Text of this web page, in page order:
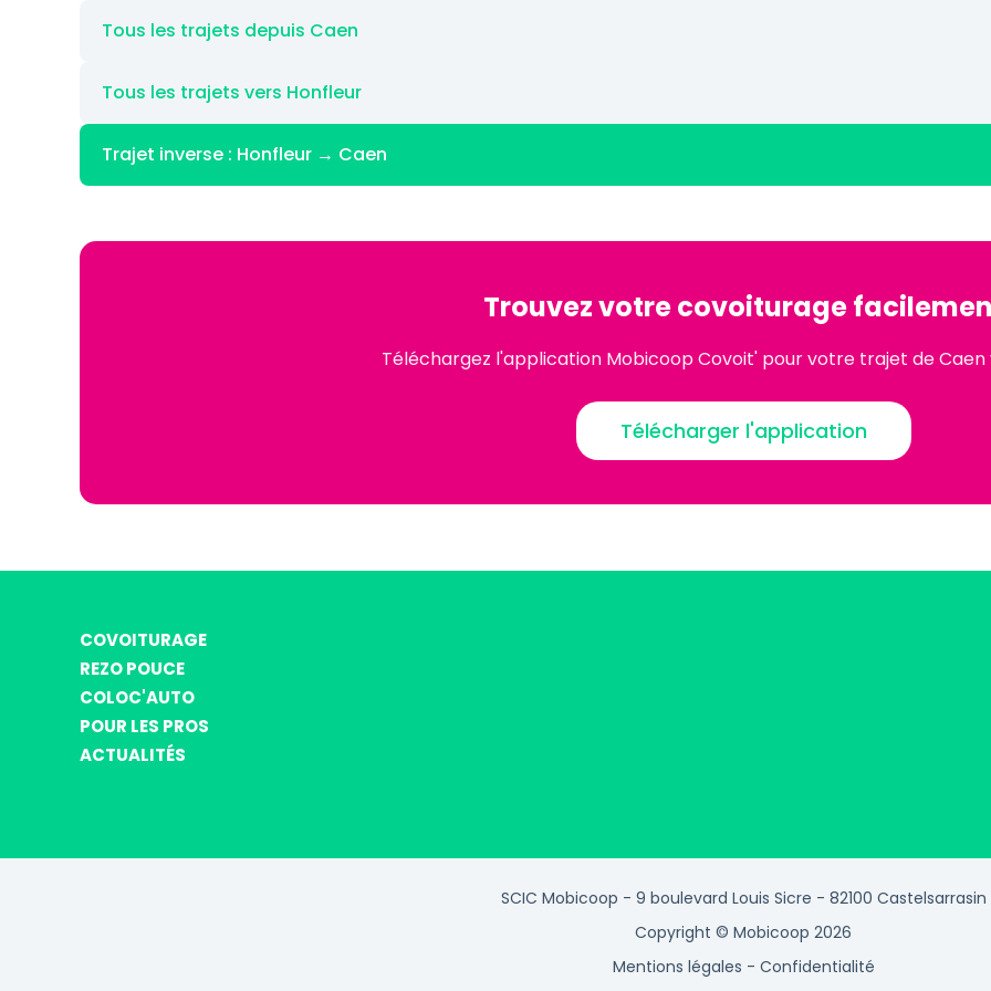
Tous les trajets depuis Caen
Tous les trajets vers Honfleur
Trajet inverse : Honfleur → Caen
Trouvez votre covoiturage
Téléchargez l'application Mobicoop Covoit' pour votre trajet de Caen
Télécharger l'application
COVOITURAGE
REZO POUCE
COLOC'AUTO
POUR LES PROS
ACTUALITÉS
SCIC Mobicoop - 9 boulevard Louis Sicre - 82100 Castelsarrasin
Copyright © Mobicoop 2026
Mentions légales - Confidentialité